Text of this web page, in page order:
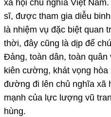
xã hội chủ nghĩa Việt
sĩ, được tham gia diễu
là nhiệm vụ đặc biệt quan
thời, đây cũng là dịp để
Đảng, toàn dân, toàn quân
kiên cường, khát vọng
đường đi lên chủ nghĩa xã
mạnh của lực lượng vũ
hùng.